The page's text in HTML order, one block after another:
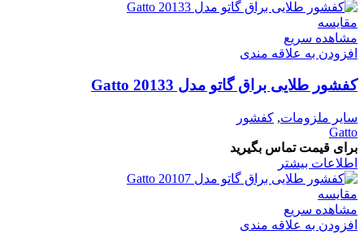
مقایسه
مشاهده سریع
افزودن به علاقه مندی
کفشور طلایی براق گاتو مدل 20133 Gatto
سایر ملزومات, کفشور
Gatto
برای قیمت تماس بگیرید
اطلاعات بیشتر
مقایسه
مشاهده سریع
افزودن به علاقه مندی